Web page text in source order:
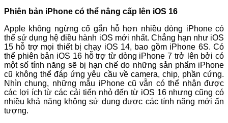
Phiên bản iPhone có thể nâng cấp lên iOS 16
Apple không ngừng cố gắn hỗ hơn nhiều dòng iPhone có
thể sử dụng hệ điều hành iOS mới nhất. Chẳng hạn như iOS
15 hỗ trợ mọi thiết bị chạy iOS 14, bao gồm iPhone 6S. Có
thể phiên bản iOS 16 hỗ trợ từ dòng iPhone 7 trở lên bởi có
một số tính năng sẽ bị hạn chế do những sản phẩm iPhone
cũ không thể đáp ứng yêu cầu về camera, chip, phần cứng.
Nhìn chung, những mẫu iPhone cũ vẫn có thể nhận được
các lợi ích từ các cải tiến nhỏ đến từ iOS 16 nhưng cũng có
nhiều khả năng không sử dụng được các tính năng mới ấn
tượng.